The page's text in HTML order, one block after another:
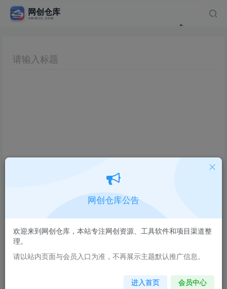
Hi！请先登录
登录 注册
网创仓库公告
欢迎来到网创仓库，本站专注网创资源、工具软件和项目渠道整
理。
请以站内页面与会员入口为准，不再展示主题默认推广信息。
进入首页 会员中心